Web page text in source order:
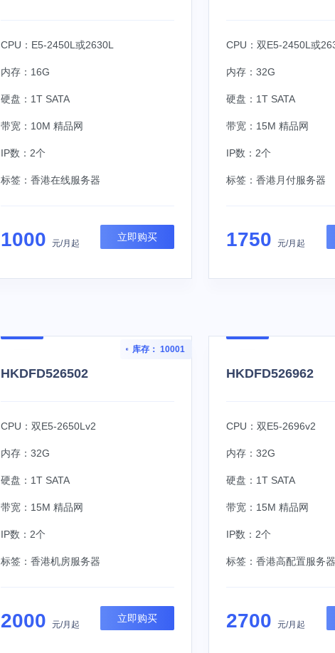
CPU：E5-2450L或2630L
内存：16G
硬盘：1T SATA
带宽：10M 精品网
IP数：2个
标签： 香港在线服务器
1000 元/月起
立即购买
CPU：双E5-2450L或
内存：32G
硬盘：1T SATA
带宽：15M 精品网
IP数：2个
标签：香港月付服务器
1750元/月起
库存： 10001
HKDFD526502
CPU：双E5-2650Lv2
内存：32G
硬盘：1T SATA
带宽：15M 精品网
IP数：2个
标签： 香港机房服务器
2000 元/月起
立即购买
HKDFD526962
CPU：双E5-2696v2
内存：32G
硬盘：1T SATA
带宽：15M 精品网
IP数：2个
标签：香港高配置服务器
2700元/月起